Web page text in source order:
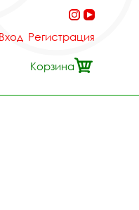
Вход Регистрация
Корзина